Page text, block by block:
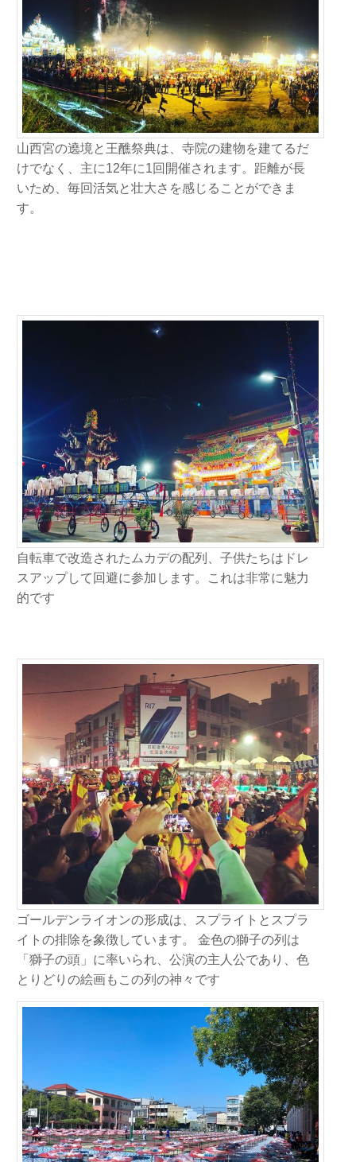
山西宮の遶境と王醮祭典は、寺院の建物を建てるだ
けでなく、主に12年に1回開催されます。距離が長
いため、毎回活気と壮大さを感じることができま
す。
自転車で改造されたムカデの配列、子供たちはドレ
スアップして回避に参加します。これは非常に魅力
的です
ゴールデンライオンの形成は、スプライトとスプラ
イトの排除を象徴しています。 金色の獅子の列は
「獅子の頭」に率いられ、公演の主人公であり、色
とりどりの絵画もこの列の神々です